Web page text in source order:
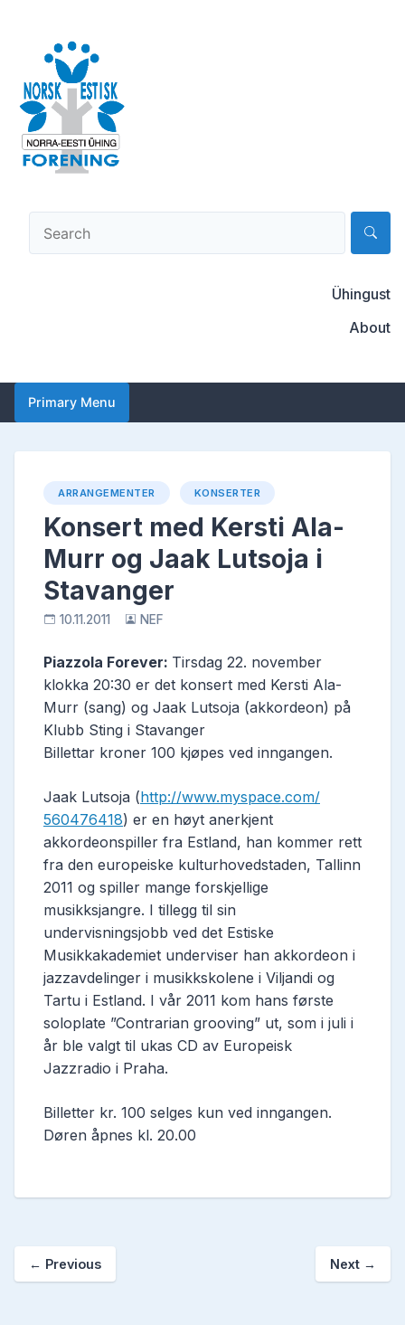
content
Norsk-estisk forening
Ühingust
About
Primary Menu
ARRANGEMENTER KONSERTER
Konsert med Kersti Ala-
Murr og Jaak Lutsoja i
Stavanger
10.11.2011 NEF
Piazzola Forever: Tirsdag 22. november
klokka 20:30 er det konsert med Kersti Ala-
Murr (sang) og Jaak Lutsoja (akkordeon) på
Klubb Sting i Stavanger
Billettar kroner 100 kjøpes ved inngangen.
Jaak Lutsoja (http://www.myspace.com/
560476418) er en høyt anerkjent
akkordeonspiller fra Estland, han kommer rett
fra den europeiske kulturhovedstaden, Tallinn
2011 og spiller mange forskjellige
musikksjangre. I tillegg til sin
undervisningsjobb ved det Estiske
Musikkakademiet underviser han akkordeon i
jazzavdelinger i musikkskolene i Viljandi og
Tartu i Estland. I vår 2011 kom hans første
soloplate ”Contrarian grooving” ut, som i juli i
år ble valgt til ukas CD av Europeisk
Jazzradio i Praha.
Billetter kr. 100 selges kun ved inngangen.
Døren åpnes kl. 20.00
← Previous Next →